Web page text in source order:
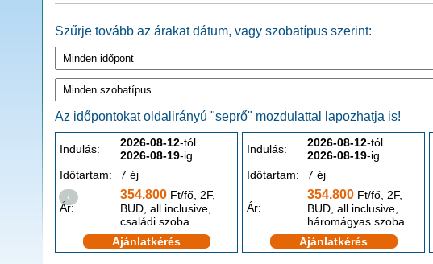
Szűrje tovább az árakat dátum, vagy szobatípus szerint:
Az időpontokat oldalirányú "seprő" mozdulattal lapozhatja is!
Indulás: 2026-08-12-tól
2026-08-19-ig
Időtartam:
7 éj
Ár:
354.800 Ft/fő, 2F,
BUD, all inclusive,
családi szoba
Ajánlatkérés
Indulás: 2026-08-12-tól
2026-08-19-ig
Időtartam:
7 éj
Ár:
354.800 Ft/fő, 2F,
BUD, all inclusive,
háromágyas szoba
Ajánlatkérés
‹